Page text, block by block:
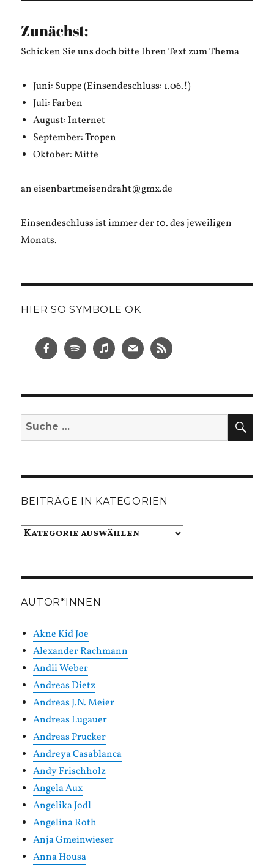
Zunächst:
Schicken Sie uns doch bitte Ihren Text zum Thema
Juni: Suppe (Einsendeschluss: 1.06.!)
Juli: Farben
August: Internet
September: Tropen
Oktober: Mitte
an eisenbartmeisendraht@gmx.de
Einsendeschluss ist immer der 10. des jeweiligen
Monats.
HIER SO SYMBOLE OK
Suche
nach:
BEITRÄGE IN KATEGORIEN
Beiträge
AUTOR*INNEN
Akne Kid Joe
Alexander Rachmann
Andii Weber
Andreas Dietz
Andreas J.N. Meier
Andreas Lugauer
Andreas Prucker
Andreya Casablanca
Andy Frischholz
Angela Aux
Angelika Jodl
Angelina Roth
Anja Gmeinwieser
Anna Housa